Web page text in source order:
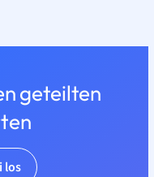
geteilten
los